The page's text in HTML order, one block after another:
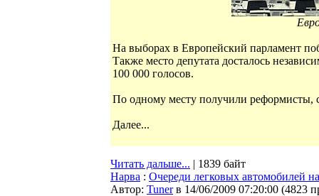
На выборах в Европейский парламент
Также место депутата досталось
100 000 голосов.
По одному месту получили реформисты,
Далее...
Читать дальше... | 1839 байт
Нарва : Очереди легковых автомобилей
Автор: Tuner в 14/06/2009 07:20:00 (4823